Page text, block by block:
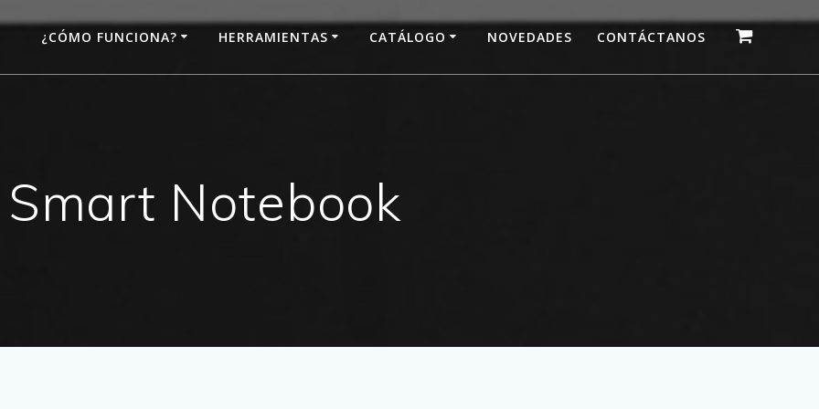
¿CÓMO FUNCIONA? HERRAMIENTAS CATÁLOGO NOVEDADES CONTÁCTANOS
Smart Notebook